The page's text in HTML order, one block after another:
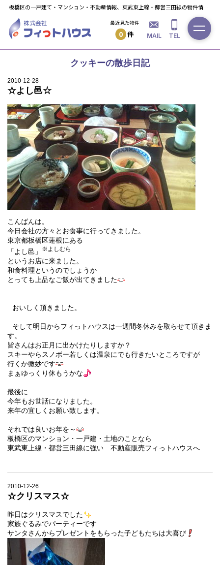
板橋区の一戸建て・マンション・不動産情報、東武東上線・都営三田線の物件情報ならフィっト・ハウスへ！
最近見た物件
0 件 MAIL TEL
クッキーの散歩日記
2010-12-28
☆よし邑☆
こんばんは。
今日会社の方々とお食事に行ってきました。
東京都板橋区蓮根にある
「よし邑」
※よしむら
というお店に来ました。
和食料理というのでしょうか
とっても上品なご飯が出てきました
おいしく頂きました。
そして明日からフィっトハウスは一週間冬休みを取らせて頂きま
す。
皆さんはお正月に出かけたりしますか？
スキーやらスノボー若しくは温泉にでも行きたいところですが
行くか微妙です
まぁゆっくり休もうかな
最後に
今年もお世話になりました。
来年の宜しくお願い致します。
それでは良いお年を～
板橋区のマンション・一戸建・土地のことなら
東武東上線・都営三田線に強い 不動産販売フィっトハウスへ
2010-12-26
☆クリスマス☆
昨日はクリスマスでした
家族ぐるみでパーティーです
サンタさんからプレゼントをもらった子どもたちは大喜び